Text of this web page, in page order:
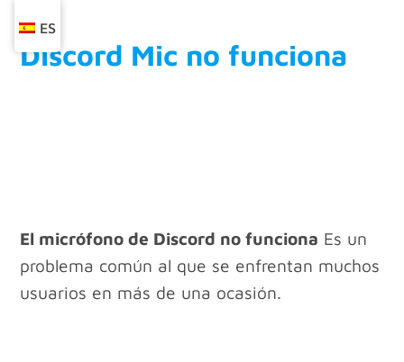
Discord Mic no funciona
El micrófono de Discord no funciona Es un
problema común al que se enfrentan muchos
usuarios en más de una ocasión.
ES